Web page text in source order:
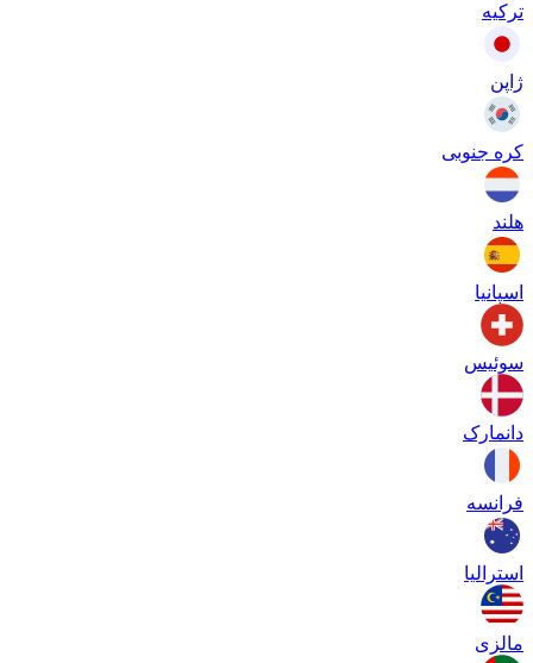
ترکیه
ژاپن
کره جنوبی
هلند
اسپانیا
سوئیس
دانمارک
فرانسه
استرالیا
مالزی